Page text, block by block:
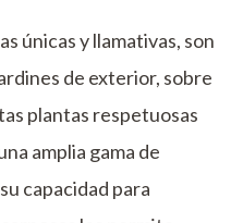
únicas y llamativas, son
de exterior, sobre
plantas respetuosas
amplia gama de
capacidad para